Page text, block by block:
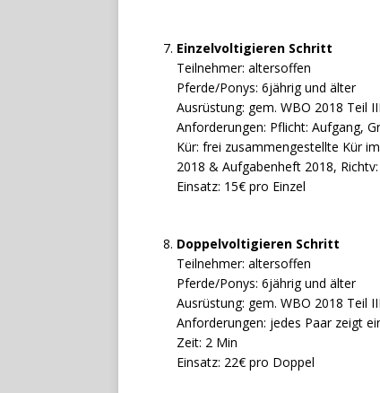
Einzelvoltigieren Schritt
Teilnehmer: altersoffen
Pferde/Ponys: 6jährig und älter
Ausrüstung: gem. WBO 2018 Teil
Anforderungen: Pflicht: Aufgang,
Kür: frei zusammengestellte Kür
2018 & Aufgabenheft 2018,
Einsatz: 15€ pro Einzel
Doppelvoltigieren Schritt
Teilnehmer: altersoffen
Pferde/Ponys: 6jährig und älter
Ausrüstung: gem. WBO 2018 Teil
Anforderungen: jedes Paar zeigt
Zeit: 2 Min
Einsatz: 22€ pro Doppel